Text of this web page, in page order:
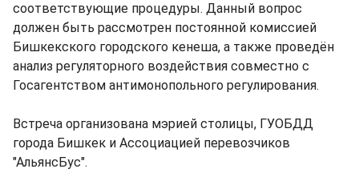
соответствующие процедуры. Данный вопрос
должен быть рассмотрен постоянной комиссией
Бишкекского городского кенеша, а также проведён
анализ регуляторного воздействия совместно с
Госагентством антимонопольного регулирования.
Встреча организована мэрией столицы, ГУОБДД
города Бишкек и Ассоциацией перевозчиков
"АльянсБус".